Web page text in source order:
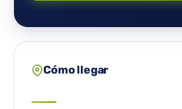
Cómo llegar